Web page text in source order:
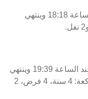
يبدأ وقت صلاة المغرب كاسيروس عند الساعة 18:18 وينتهي
يبدأ وقت صلاة العشاء كاسيروس اليوم عند الساعة 19:39 وينتهي
عند الفجر. تشمل هذه الصلاة الليلية 17 ركعة: 4 سنة، 4 فرض، 2